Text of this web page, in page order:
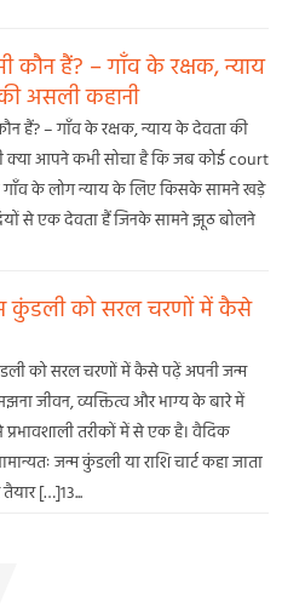
कौन हैं? – गाँव के रक्षक, न्याय
असली कहानी
हैं? – गाँव के रक्षक, न्याय के देवता की
क्या आपने कभी सोचा है कि जब कोई court
गाँव के लोग न्याय के लिए किसके सामने खड़े
से एक देवता हैं जिनके सामने झूठ बोलने
कुंडली को सरल चरणों में कैसे
को सरल चरणों में कैसे पढ़ें अपनी जन्म
जीवन, व्यक्तित्व और भाग्य के बारे में
प्रभावशाली तरीकों में से एक है। वैदिक
जन्म कुंडली या राशि चार्ट कहा जाता
[…]13...